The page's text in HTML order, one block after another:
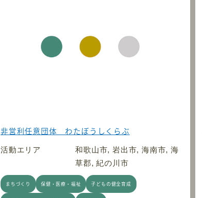
非営利任意団体 わたぼうしくらぶ
活動エリア
和歌山市, 岩出市, 海南市, 海
草郡, 紀の川市
まちづくり 保健・医療・福祉 子どもの健全育成